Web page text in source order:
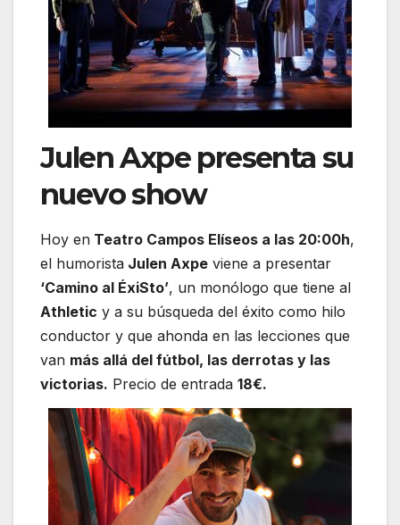
Julen Axpe presenta su
nuevo show
Hoy en Teatro Campos Elíseos a las 20:00h,
el humorista Julen Axpe viene a presentar
‘Camino al ÉxiSto’, un monólogo que tiene al
Athletic y a su búsqueda del éxito como hilo
conductor y que ahonda en las lecciones que
van más allá del fútbol, las derrotas y las
victorias. Precio de entrada 18€.